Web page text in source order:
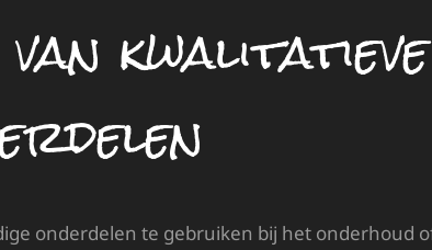
van
onderdelen te gebruiken bij het onderhoud